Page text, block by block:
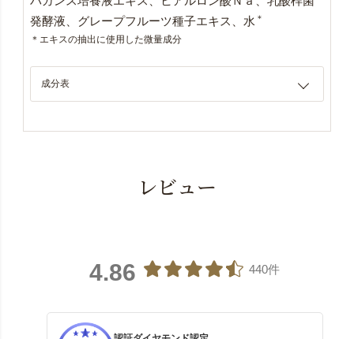
発酵液、グレープフルーツ種子エキス、水 ＊
＊エキスの抽出に使用した微量成分
成分表
レビュー
4.86 440件